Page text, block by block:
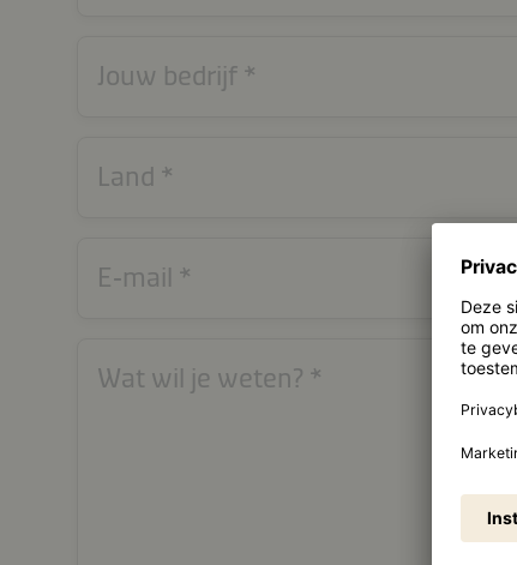
Jouw bedrijf
Land
E‑mail
Wat wil je weten?